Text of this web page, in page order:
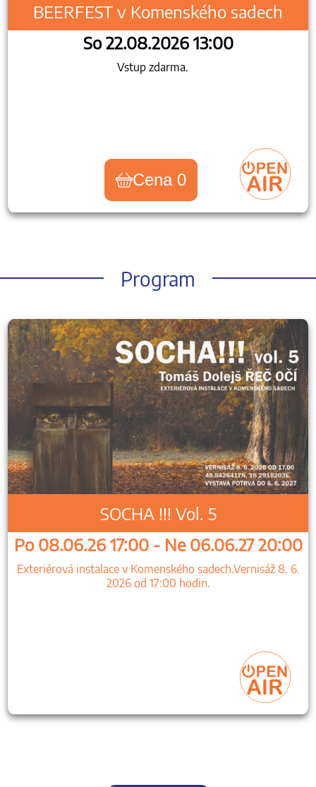
BEERFEST v Komenského sadech
So 22.08.2026 13:00
Vstup zdarma.
Cena 0
Program
SOCHA !!! Vol. 5
Po 08.06.26 17:00 - Ne 06.06.27 20:00
Exteriérová instalace v Komenského sadech.Vernisáž 8. 6.
2026 od 17:00 hodin.